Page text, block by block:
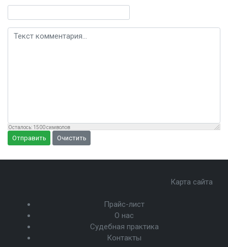
Текст комментария
Осталось: 1500символов
Отправить Очистить
Прайс-лист
О нас
Судебная практика
Контакты
Карта сайта